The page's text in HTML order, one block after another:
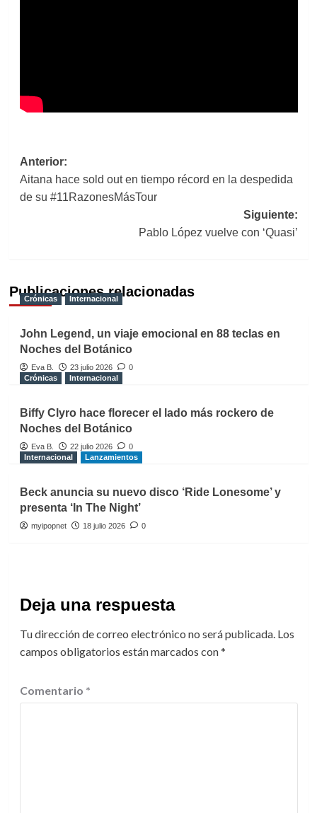
Navegación
de
Anterior:
Aitana hace sold out en tiempo récord en la despedida
de su #11RazonesMásTour
Siguiente:
Pablo López vuelve con ‘Quasi’
Publicaciones relacionadas
Crónicas Internacional
John Legend, un viaje emocional en 88 teclas en
Noches del Botánico
Eva B. 23 julio 2026
0
Crónicas
Internacional
Biffy Clyro hace florecer el lado más rockero de
Noches del Botánico
Eva B. 22 julio 2026
0
Internacional
Lanzamientos
Beck anuncia su nuevo disco ‘Ride Lonesome’ y
presenta ‘In The Night’
myipopnet 18 julio 2026 0
Deja una respuesta
Tu dirección de correo electrónico no será publicada. Los
campos obligatorios están marcados con*
Comentario *